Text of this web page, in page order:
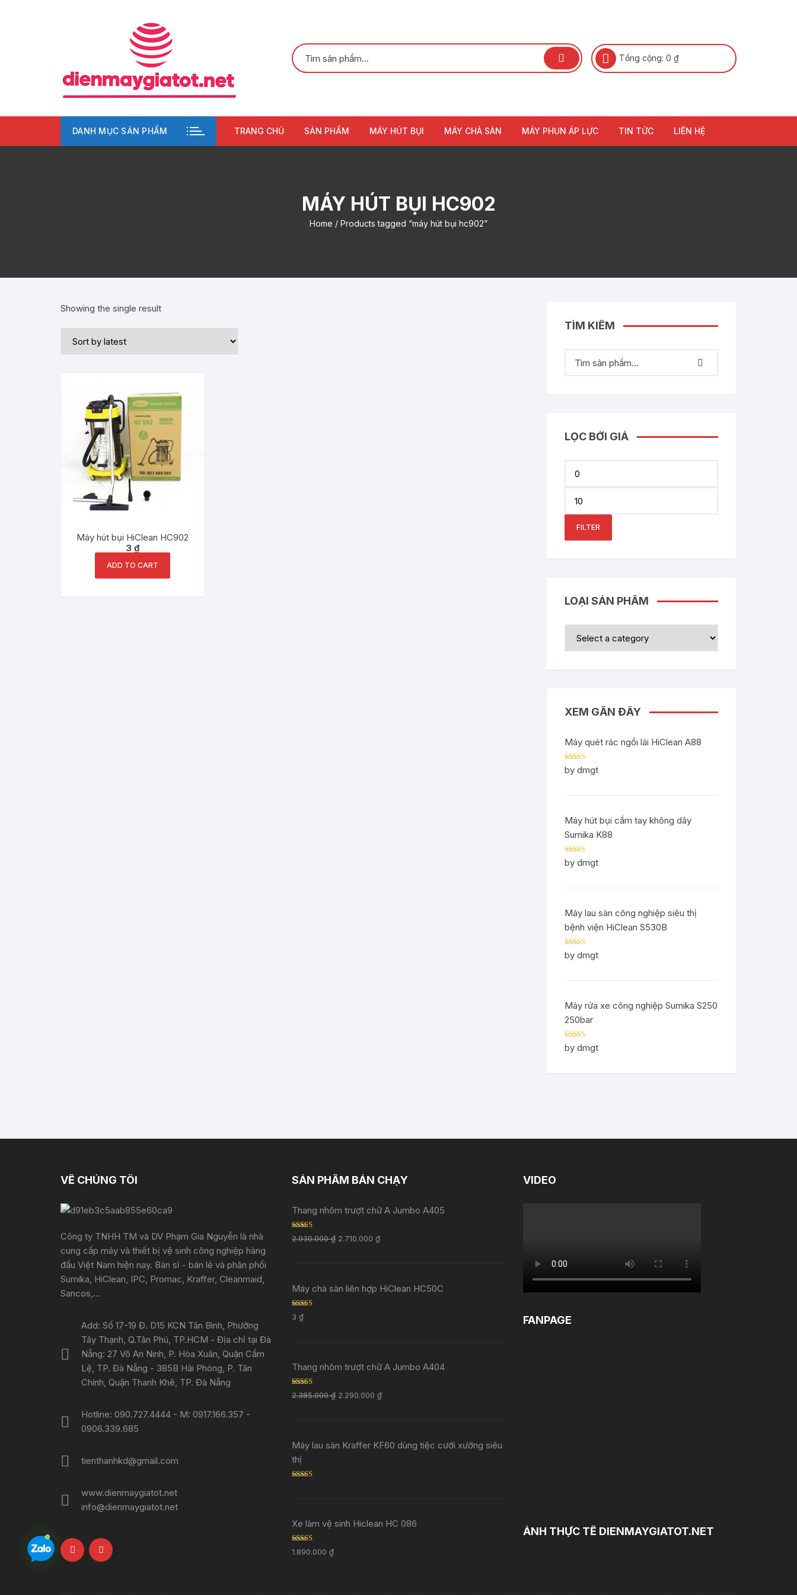
Tổng cộng: 0 ₫
DANH MỤC SẢN PHẨM TRANG CHỦ SẢN PHẨM MÁY HÚT BỤI MÁY CHÀ SÀN MÁY PHUN ÁP LỰC TIN TỨC LIÊN HỆ
MÁY HÚT BỤI HC902
Home / Products tagged “máy hút bụi hc902”
Showing the single result
Máy hút bụi HiClean HC902
3 ₫
ADD TO CART
TÌM KIẾM
LỌC BỞI GIÁ
FILTER
LOẠI SẢN PHẨM
XEM GẦN ĐÂY
Máy quét rác ngồi lái HiClean A88
Rated5out
of 5
by dmgt
Máy hút bụi cầm tay không dây
Sumika K88
Rated5out
of 5
by dmgt
Máy lau sàn công nghiệp siêu thị
bệnh viện HiClean S530B
Rated5out
of 5
by dmgt
Máy rửa xe công nghiệp Sumika S250
250bar
Rated5out
of 5
by dmgt
VỀ CHÚNG TÔI
Công ty TNHH TM và DV Phạm Gia Nguyễn là nhà
cung cấp máy và thiết bị vệ sinh công nghiệp hàng
đầu Việt Nam hiện nay. Bán sỉ - bán lẻ và phân phối
Sumika, HiClean, IPC, Promac, Kraffer, Cleanmaid,
Sancos,...
Add: Số 17-19 Đ. D15 KCN Tân Bình, Phường
Tây Thạnh, Q.Tân Phú, TP.HCM - Địa chỉ tại Đà
Nẵng: 27 Võ An Ninh, P. Hòa Xuân, Quận Cẩm
Lệ, TP. Đà Nẵng - 385B Hải Phòng, P. Tân
Chính, Quận Thanh Khê, TP. Đà Nẵng
Hotline: 090.727.4444 - M: 0917.166.357 -
0906.339.685
tienthanhkd@gmail.com
www.dienmaygiatot.net
info@dienmaygiatot.net
SẢN PHẨM BÁN CHẠY
Thang nhôm trượt chữ A Jumbo A405
Rated 5.00
out of 5
2.930.000₫ 2.710.000 ₫
Máy chà sàn liên hợp HiClean HC50C
Rated
out of 5
3 ₫
Thang nhôm trượt chữ A Jumbo A404
Rated 5.00
out of 5
2.385.000₫ 2.290.000 ₫
Máy lau sàn Kraffer KF60 dùng tiệc cưới xưởng siêu
thị
Xe làm vệ sinh Hiclean HC 086
Rated 5.00
out of 5
1.890.000 ₫
VIDEO
FANPAGE
ẢNH THỰC TẾ DIENMAYGIATOT.NET